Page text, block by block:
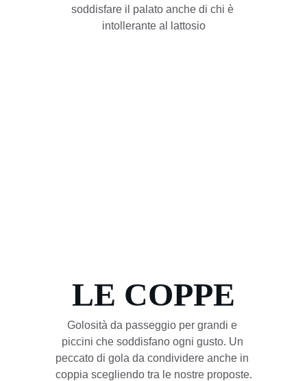
soddisfare il palato anche di chi è
intollerante al lattosio
LE COPPE
Golosità da passeggio per grandi e
piccini che soddisfano ogni gusto. Un
peccato di gola da condividere anche in
coppia scegliendo tra le nostre proposte.